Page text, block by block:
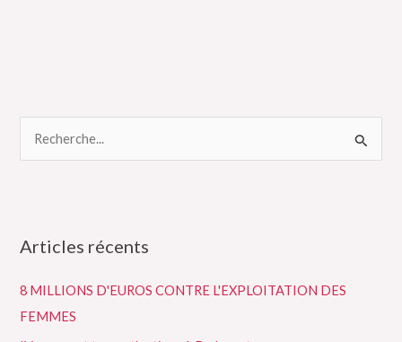
e
c
h
Articles récents
8 MILLIONS D'EUROS CONTRE L'EXPLOITATION DES
FEMMES